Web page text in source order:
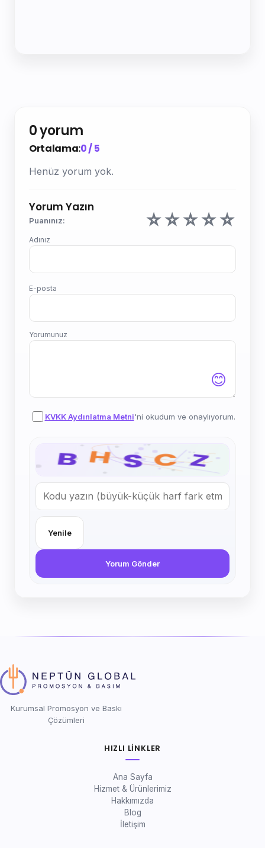
0 yorum
Ortalama:0 / 5
Henüz yorum yok.
Yorum Yazın
Puanınız: ☆☆☆☆☆
Adınız
E-posta
Yorumunuz
😊
KVKK Aydınlatma Metni'ni okudum ve onaylıyorum.
Yenile
Yorum Gönder
Kurumsal Promosyon ve Baskı
Çözümleri
HIZLI LINKLER
Ana Sayfa
Hizmet & Ürünlerimiz
Hakkımızda
Blog
İletişim